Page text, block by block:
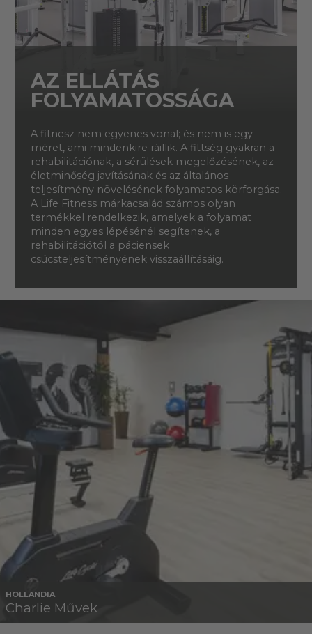
AZ ELLÁTÁS
FOLYAMATOSSÁGA
A fitnesz nem egyenes vonal; és nem is egy
méret, ami mindenkire ráillik. A fittség gyakran a
rehabilitációnak, a sérülések megelőzésének, az
életminőség javításának és az általános
teljesítmény növelésének folyamatos körforgása.
A Life Fitness márkacsalád számos olyan
termékkel rendelkezik, amelyek a folyamat
minden egyes lépésénél segítenek, a
rehabilitációtól a páciensek
csúcsteljesítményének visszaállításáig.
HOLLANDIA
Charlie Művek